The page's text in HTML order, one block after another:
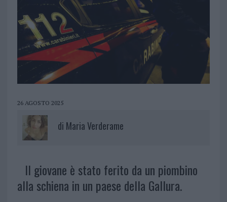
26 AGOSTO 2025
di Maria Verderame
Il giovane è stato ferito da un piombino
alla schiena in un paese della Gallura.